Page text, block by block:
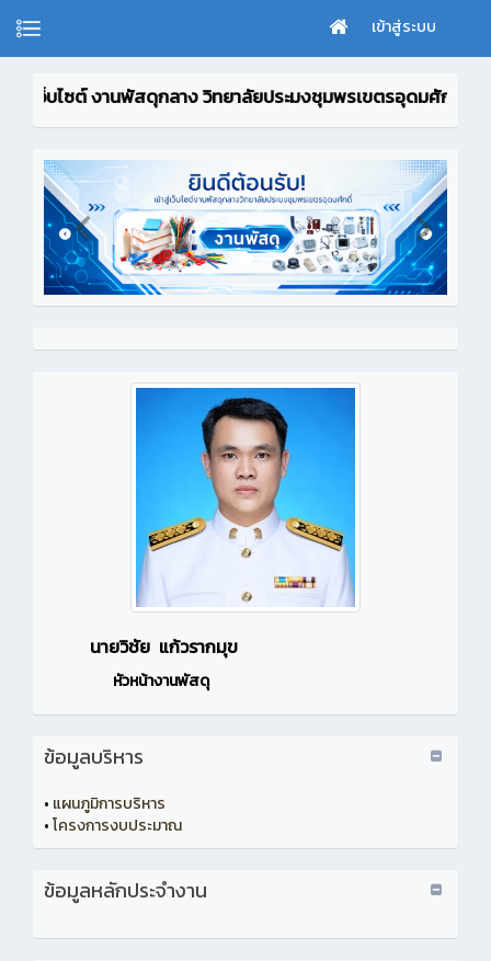
เข้าสู่ระบบ
ไซต์ งานพัสดุกลาง วิทยาลัยประมงชุมพรเขตรอุดมศักดิ์
นายวิชัย แก้วรากมุข
หัวหน้างานพัสดุ
ข้อมูลบริหาร
• แผนภูมิการบริหาร
•โครงการงบประมาณ
ข้อมูลหลักประจำงาน